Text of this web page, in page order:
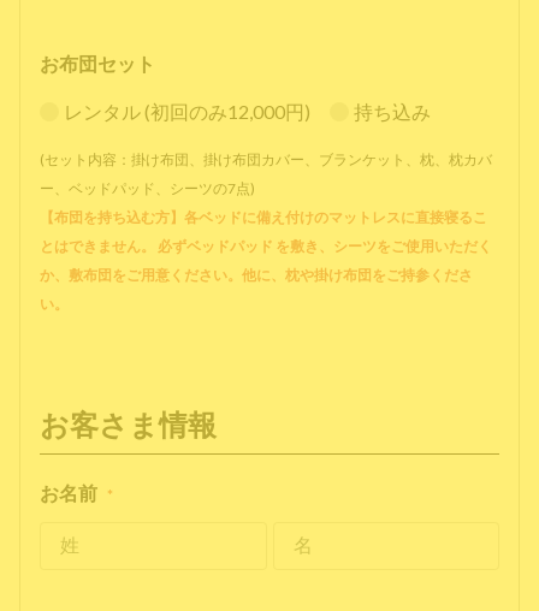
お布団セット
レンタル (初回のみ12,000円) 持ち込み
(セット内容：掛け布団、掛け布団カバー、ブランケット、枕、枕カバ
ー、ベッドパッド、シーツの7点)
【布団を持ち込む方】各ベッドに備え付けのマットレスに直接寝るこ
とはできません。 必ずベッドパッド を敷き、シーツをご使用いただく
か、敷布団をご用意ください。他に、枕や掛け布団をご持参くださ
い。
お客さま情報
お名前 *